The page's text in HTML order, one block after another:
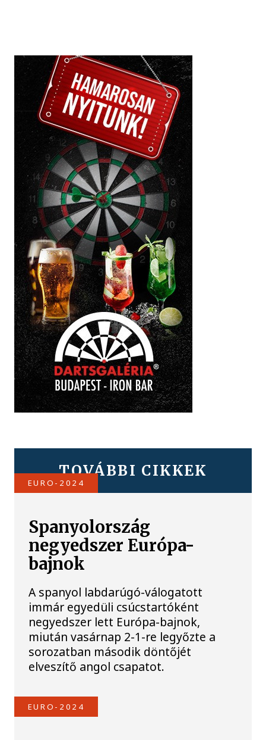
TOVÁBBI CIKKEK
EURO-2024
Spanyolország
negyedszer Európa-
bajnok
A spanyol labdarúgó-válogatott
immár egyedüli csúcstartóként
negyedszer lett Európa-bajnok,
miután vasárnap 2-1-re legyőzte a
sorozatban második döntőjét
elveszítő angol csapatot.
EURO-2024